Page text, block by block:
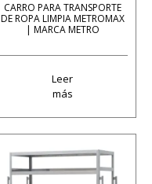
CARRO PARA TRANSPORTE
DE ROPA LIMPIA METROMAX
| MARCA METRO
Leer
más